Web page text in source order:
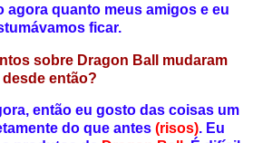
agora quanto meus amigos e eu
ficar.
sobre Dragon Ball mudaram
desde então?
então eu gosto das coisas um
do que antes (risos). Eu